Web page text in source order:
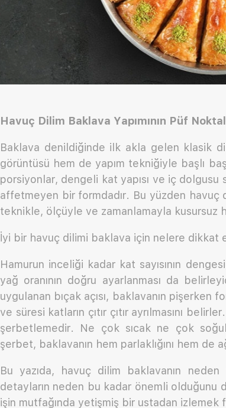
Havuç Dilim Baklava Yapımının Püf
Baklava denildiğinde ilk akla gelen klasik
görüntüsü hem de yapım tekniğiyle başlı
porsiyonlar, dengeli kat yapısı ve iç
affetmeyen bir formdadır. Bu yüzden havuç
teknikle, ölçüyle ve zamanlamayla kusursuz
İyi bir havuç dilimi baklava için nelere dikkat
Hamurun inceliği kadar kat sayısının
yağ oranının doğru ayarlanması da
uygulanan bıçak açısı, baklavanın pişerken
ve süresi katların çıtır çıtır ayrılmasını
şerbetlemedir. Ne çok sıcak ne çok
şerbet, baklavanın hem parlaklığını hem de
Bu yazıda, havuç dilim baklavanın neden
detayların neden bu kadar önemli olduğunu
işin mutfağında yetişmiş bir ustadan izlemek